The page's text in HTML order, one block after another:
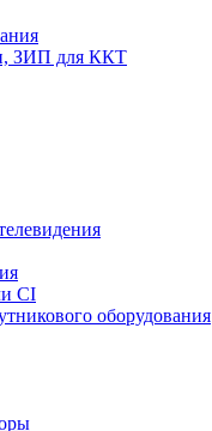
ЗИП для ККТ
CI
оборудования